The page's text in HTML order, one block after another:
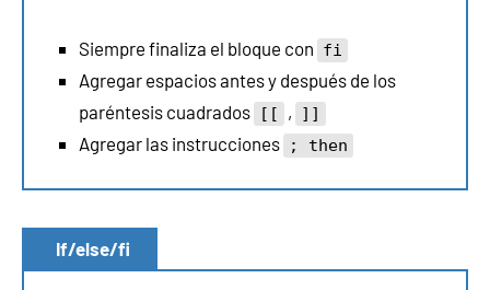
Siempre finaliza el bloque con fi
Agregar espacios antes y después de los
paréntesis cuadrados
[[ , ]]
Agregar las instrucciones ; then
If/else/fi